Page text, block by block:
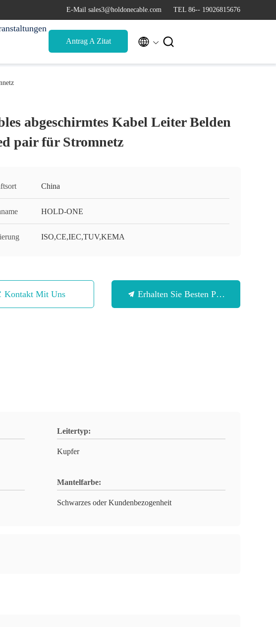
E-Mail sales3@holdonecable.com TEL 86-- 19026815676
Antrag A Zitat  
abgeschirmtes Kabel Leiter Belden
pair für Stromnetz
China
HOLD-ONE
ISO,CE,IEC,TUV,KEMA
Kontakt Mit Uns Erhalten Sie Besten Preis
Leitertyp:
Kupfer
Mantelfarbe:
Schwarzes oder Kundenbezogenheit